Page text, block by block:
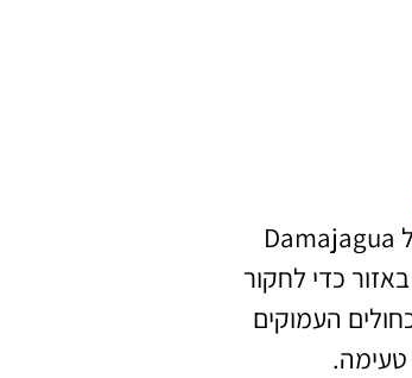
גלו את פלאי הטבע הנסתרים של Damajagua
טיילו באזור כדי לחקור
העמוקים
טעימה.